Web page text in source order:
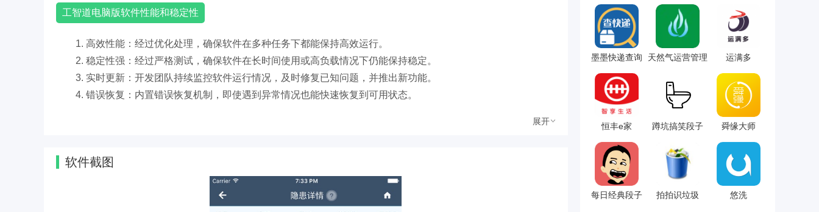
工智道电脑版软件性能和稳定性
1. 高效性能：经过优化处理，确保软件在多种任务下都能保持高效运行。
2. 稳定性强：经过严格测试，确保软件在长时间使用或高负载情况下仍能保持稳定。
3. 实时更新：开发团队持续监控软件运行情况，及时修复已知问题，并推出新功能。
4. 错误恢复：内置错误恢复机制，即使遇到异常情况也能快速恢复到可用状态。
展开
软件截图
墨墨快递查询 天然气运营管理 运满多
恒丰e家 蹲坑搞笑段子 舜缘大师
每日经典段子 拍拍识垃圾 悠洗